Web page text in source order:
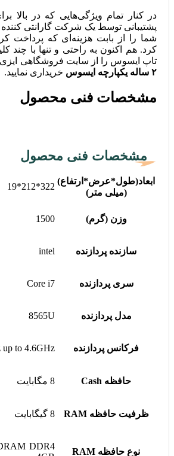
در کنار تمام ویژگی‌هایی که در بالا
پشتیبانی توسط یک شرکت گارانتی
شما را از بابت هزینه‌ای که پرداخت
کرد. هم اکنون به راحتی و تنها با چند
تاپ ایسوس را از سایت فروشگاهی
۲ ساله یکپارچه ایسوس
خریداری نمایید.
مشخصات فنی محصول
مشخصات فنی محصول
ابعاد(طول*عرض*ارتفاع)
(میلی متر)
322*212*19
وزن (گرم) 1500
سازنده پردازنده intel
سری پردازنده Core i7
مدل پردازنده 8565U
فرکانس پردازنده up to 4.6GHz
حافظه Cash 8 مگابایت
ظرفیت حافظه RAM 8 گیگابایت
نوع حافظه RAM
DDR4